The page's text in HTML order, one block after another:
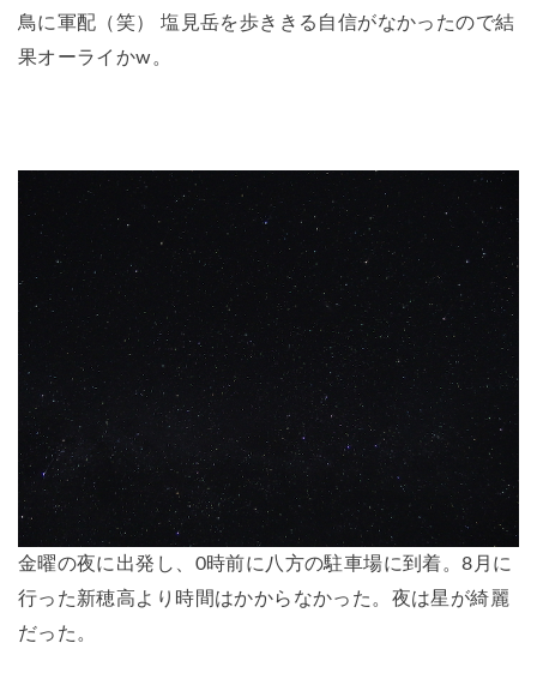
鳥に軍配（笑） 塩見岳を歩ききる自信がなかったので結
果オーライかw。
金曜の夜に出発し、0時前に八方の駐車場に到着。8月に
行った新穂高より時間はかからなかった。夜は星が綺麗
だった。